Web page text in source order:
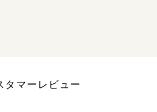
タマーレビュー